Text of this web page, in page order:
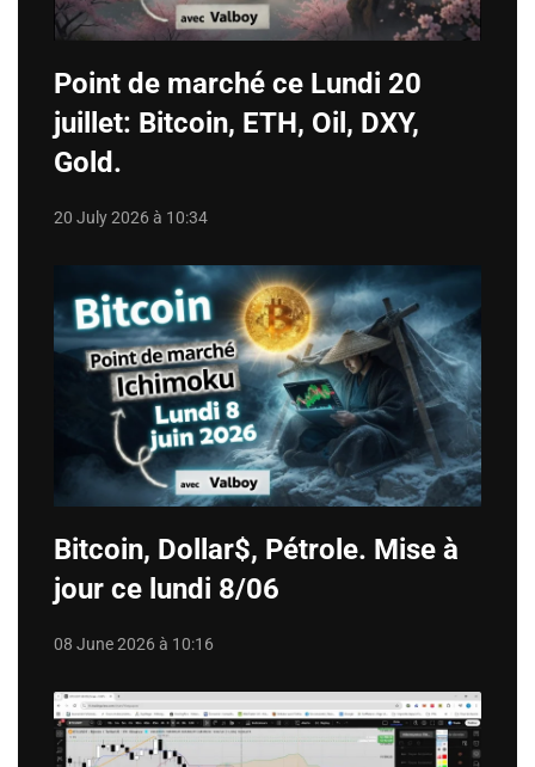
Point de marché ce Lundi 20
juillet: Bitcoin, ETH, Oil, DXY,
Gold.
20 July 2026 à 10:34
Bitcoin, Dollar$, Pétrole. Mise à
jour ce lundi 8/06
08 June 2026 à 10:16